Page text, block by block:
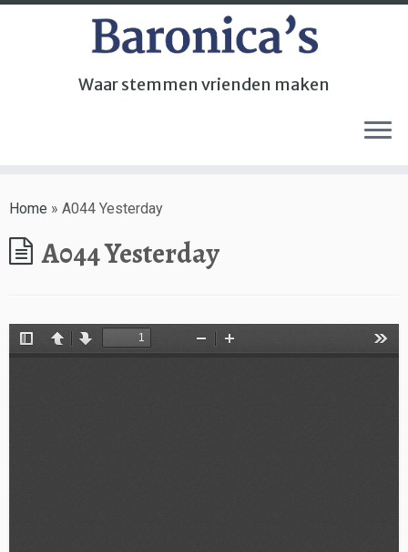
Waar stemmen vrienden maken
Home » A044 Yesterday
A044 Yesterday